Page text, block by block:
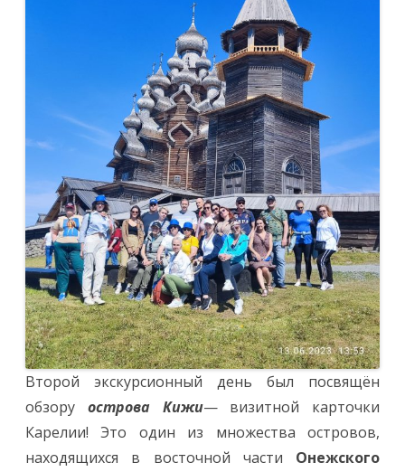
Второй экскурсионный день был посвящён
обзору острова Кижи— визитной карточки
Карелии! Это один из множества островов,
находящихся в восточной части Онежского